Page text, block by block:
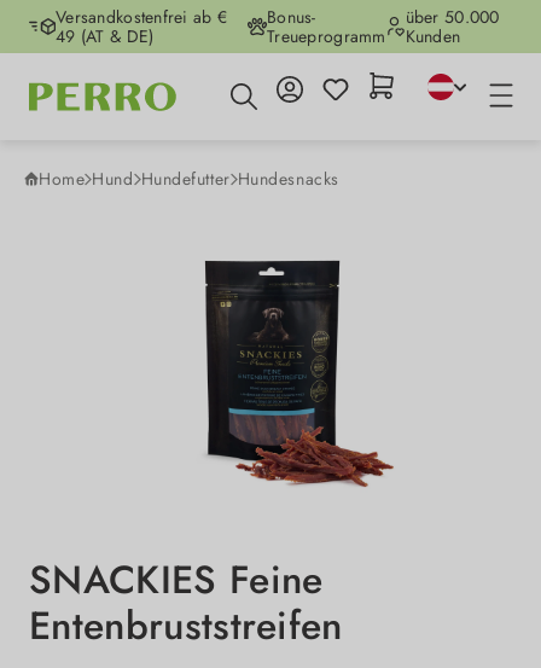
Zum Hauptinhalt springen
Versandkostenfrei ab €
49 (AT & DE)
Bonus-
Treueprogramm
über 50.000
Kunden
Home Hund Hundefutter Hundesnacks
SNACKIES Feine
Entenbruststreifen